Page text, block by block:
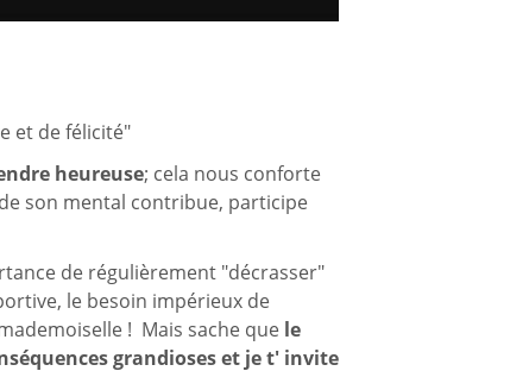
et de félicité"
heureuse; cela nous conforte
son mental contribue, participe
de régulièrement "décrasser"
le besoin impérieux de
! Mais sache que le
grandioses et je t' invite